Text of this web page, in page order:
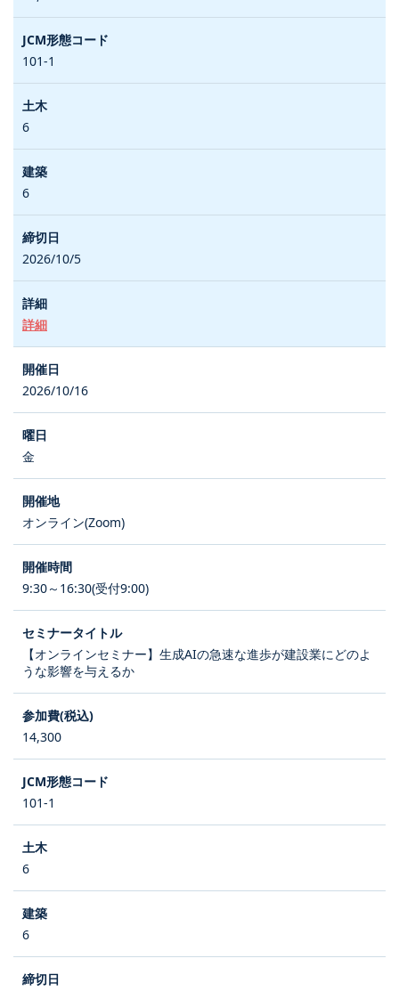
101-1
6
6
2026/10/5
詳細
2026/10/16
金
オンライン(Zoom)
9:30～16:30(受付9:00)
【オンラインセミナー】生成AIの急速な進歩が建設業にどのよ
うな影響を与えるか
14,300
101-1
6
6